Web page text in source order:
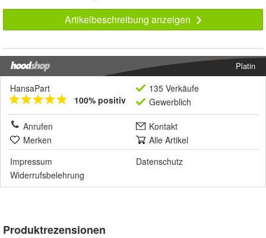
Artikelbeschreibung anzeigen
Platin
HansaPart
100% positiv
135 Verkäufe
Gewerblich
Anrufen
Kontakt
Merken
Alle Artikel
Impressum
Datenschutz
Widerrufsbelehrung
Produktrezensionen